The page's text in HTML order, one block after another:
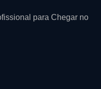
para Chegar no